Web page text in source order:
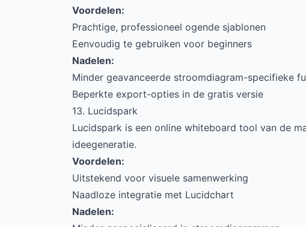
Voordelen:
Prachtige, professioneel ogende sjablonen
Eenvoudig te gebruiken voor beginners
Nadelen:
Minder geavanceerde stroomdiagram-specifieke
Beperkte export-opties in de gratis versie
13. Lucidspark
Lucidspark is een online whiteboard tool van de
ideegeneratie.
Voordelen:
Uitstekend voor visuele samenwerking
Naadloze integratie met Lucidchart
Nadelen: